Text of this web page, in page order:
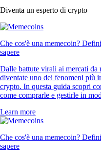
Diventa un esperto di crypto
Che cos'è una memecoin?
sapere
Dalle battute virali ai mercati
diventate uno dei fenomeni più
crypto. In questa guida scopri
come comprarle e gestirle in
Learn more
Che cos'è una memecoin?
sapere